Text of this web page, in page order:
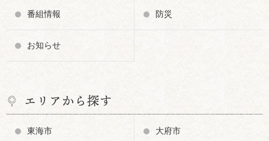
番組情報 防災
お知らせ
エリアから探す
東海市 大府市